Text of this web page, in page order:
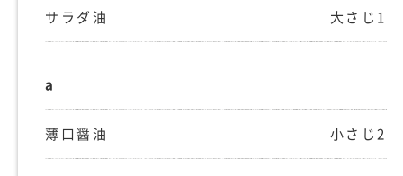
サラダ油 大さじ1
a
薄口醤油 小さじ2